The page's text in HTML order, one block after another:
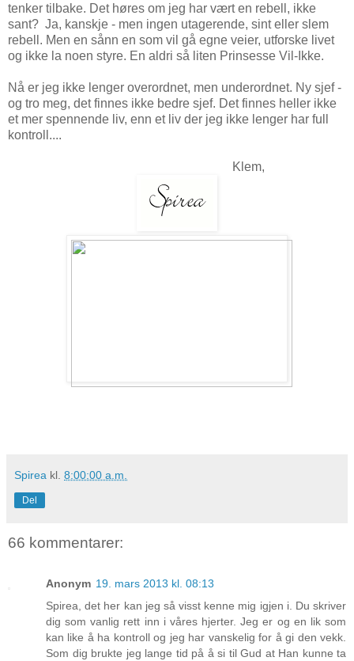
tenker tilbake. Det høres om jeg har vært en rebell, ikke
sant? Ja, kanskje - men ingen utagerende, sint eller slem
rebell. Men en sånn en som vil gå egne veier, utforske livet
og ikke la noen styre. En aldri så liten Prinsesse Vil-Ikke.
Nå er jeg ikke lenger overordnet, men underordnet. Ny sjef -
og tro meg, det finnes ikke bedre sjef. Det finnes heller ikke
et mer spennende liv, enn et liv der jeg ikke lenger har full
kontroll....
Klem,
Spirea kl. 8:00:00 a.m.
Del
66 kommentarer:
Anonym 19. mars 2013 kl. 08:13
Spirea, det her kan jeg så visst kenne mig igjen i. Du skriver
dig som vanlig rett inn i våres hjerter. Jeg er og en lik som
kan like å ha kontroll og jeg har vanskelig for å gi den vekk.
Som dig brukte jeg lange tid på å si til Gud at Han kunne ta